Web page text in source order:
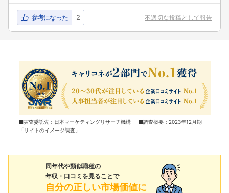
参考になった 2 不適切な投稿として報告
■実査委託先：日本マーケティングリサーチ機構 ■調査概要：2023年12月期
「サイトのイメージ調査」
同年代や類似職種の
年収・口コミを見ることで
自分の正しい市場価値に